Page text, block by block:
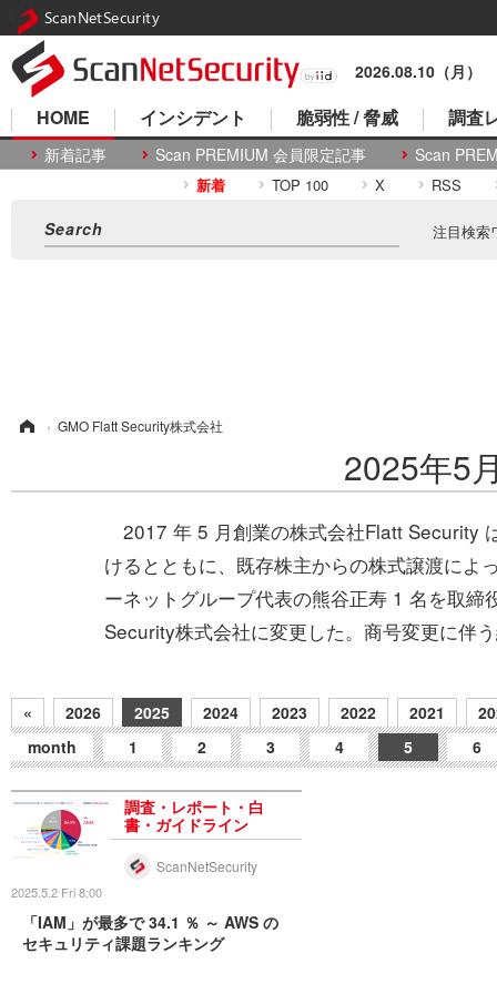
2026.08.10（月）
HOME
新着記事 Scan PREMIUM 会員限定記事 Scan
インシデント 脆弱性 / 脅威 調査
新着 TOP 100 X RSS
注目検索
› GMO Flatt Security株式会社
2025年5
2017 年 5 月創業の株式会社Flatt Security
けるとともに、既存株主からの株式譲渡によ
ーネットグループ代表の熊谷正寿 1 名を取
Security株式会社に変更した。商号変更に伴
« 2026 2025 2024 2023 2022 2021
month
1 2 3 4 5 6
調査・レポート・白
書・ガイドライン
ScanNetSecurity
2025.5.2 Fri 8:00
「IAM」が最多で 34.1 ％ ～ AWS の
セキュリティ課題ランキング
ScanNetSecurity